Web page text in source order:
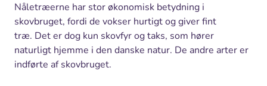
Nåletræerne har stor økonomisk betydning i
skovbruget, fordi de vokser hurtigt og giver fint
træ. Det er dog kun skovfyr og taks, som hører
naturligt hjemme i den danske natur. De andre arter er
indførte af skovbruget.